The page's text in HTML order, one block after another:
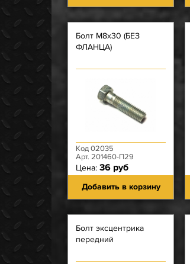
Болт М8х30 (БЕЗ
ФЛАНЦА)
Код 02035
Арт. 201460-П29
Цена: 36 руб
Добавить в корзину
Болт эксцентрика
передний